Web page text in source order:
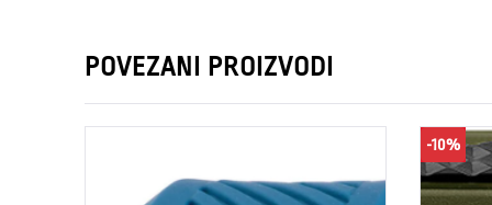
POVEZANI PROIZVODI
-10%